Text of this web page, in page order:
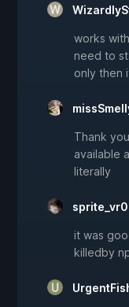
works
need to
only then
Thank
available
literally
sprite_vr0
it was
killedby